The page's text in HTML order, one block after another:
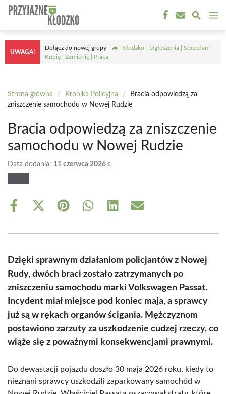
Przejdź
treści
UWAGA!
Dołącz do nowej grupy
Kłodzko - Ogłoszenia | Sprzedam |
Kupię | Zamienię | Praca
Strona główna / Kronika Policyjna /
Bracia odpowiedzą za
zniszczenie samochodu w Nowej Rudzie
Bracia odpowiedzą za zniszczenie
samochodu w Nowej Rudzie
Data dodania: 11 czerwca 2026 r.
Share
Share
(Twitter)
Share Share Share Share
Dzięki sprawnym działaniom policjantów z Nowej
Rudy, dwóch braci zostało zatrzymanych po
zniszczeniu samochodu marki Volkswagen Passat.
Incydent miał miejsce pod koniec maja, a sprawcy
już są w rękach organów ścigania. Mężczyznom
postawiono zarzuty za uszkodzenie cudzej rzeczy, co
wiąże się z poważnymi konsekwencjami prawnymi.
Do dewastacji pojazdu doszło 30 maja 2026 roku, kiedy to
nieznani sprawcy uszkodzili zaparkowany samochód w